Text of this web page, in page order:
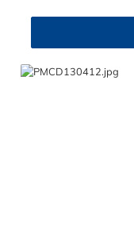
Steckern der